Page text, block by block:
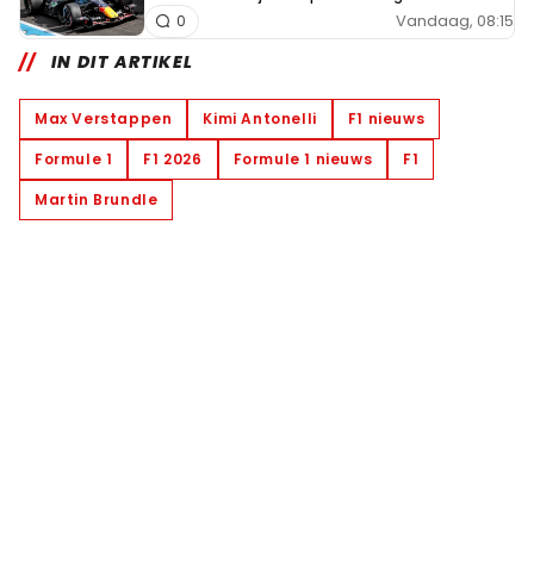
Vandaag, 08:15
0
IN DIT ARTIKEL
Max Verstappen Kimi Antonelli
F1 nieuws
Formule 1
F1 2026 Formule 1 nieuws
F1
Martin Brundle